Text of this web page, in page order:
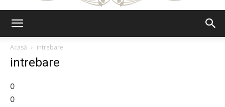
Acasă
intrebare
intrebare
0
0